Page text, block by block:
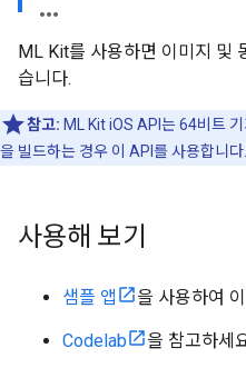
ML Kit를 사용하면 이미지 및
습니다.
참고: ML Kit iOS API는 64비트
을 빌드하는 경우 이 API를 사용합니다.
사용해 보기
샘플 앱 을 사용하여
Codelab 을 참고하세